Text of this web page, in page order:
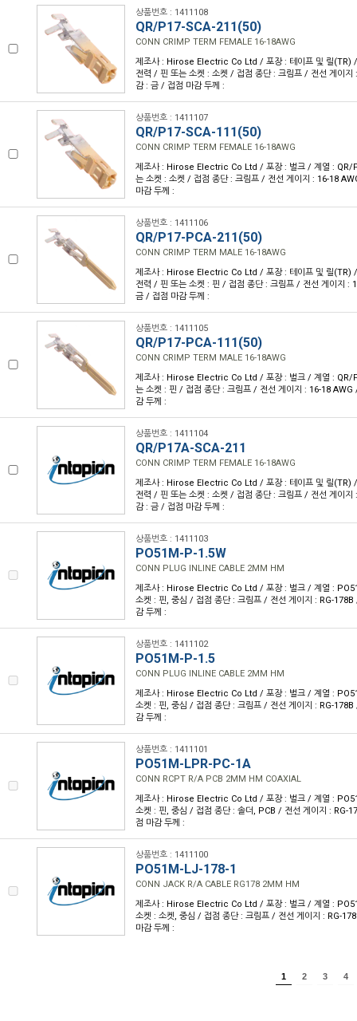
상품번호 : 1411108
QR/P17-SCA-211(50)
CONN CRIMP TERM FEMALE 16-18AWG
제조사 : Hirose Electric Co Ltd / 포장 : 테이프 및 릴(TR)
전력 / 핀 또는 소켓 : 소켓 / 접점 종단 : 크림프 / 전선 게이
감 : 금 / 접점 마감 두께 :
상품번호 : 1411107
QR/P17-SCA-111(50)
CONN CRIMP TERM FEMALE 16-18AWG
제조사 : Hirose Electric Co Ltd / 포장 : 벌크 / 계열 : QR/
는 소켓 : 소켓 / 접점 종단 : 크림프 / 전선 게이지 : 16-18
마감 두께 :
상품번호 : 1411106
QR/P17-PCA-211(50)
CONN CRIMP TERM MALE 16-18AWG
제조사 : Hirose Electric Co Ltd / 포장 : 테이프 및 릴(TR)
전력 / 핀 또는 소켓 : 핀 / 접점 종단 : 크림프 / 전선 게이지 :
금 / 접점 마감 두께 :
상품번호 : 1411105
QR/P17-PCA-111(50)
CONN CRIMP TERM MALE 16-18AWG
제조사 : Hirose Electric Co Ltd / 포장 : 벌크 / 계열 : QR/
는 소켓 : 핀 / 접점 종단 : 크림프 / 전선 게이지 : 16-18
감 두께 :
상품번호 : 1411104
QR/P17A-SCA-211
CONN CRIMP TERM FEMALE 16-18AWG
제조사 : Hirose Electric Co Ltd / 포장 : 테이프 및 릴(TR)
전력 / 핀 또는 소켓 : 소켓 / 접점 종단 : 크림프 / 전선 게이
감 : 금 / 접점 마감 두께 :
상품번호 : 1411103
PO51M-P-1.5W
CONN PLUG INLINE CABLE 2MM HM
제조사 : Hirose Electric Co Ltd / 포장 : 벌크 / 계열 :
소켓 : 핀, 중심 / 접점 종단 : 크림프 / 전선 게이지 : RG-
감 두께 :
상품번호 : 1411102
PO51M-P-1.5
CONN PLUG INLINE CABLE 2MM HM
제조사 : Hirose Electric Co Ltd / 포장 : 벌크 / 계열 :
소켓 : 핀, 중심 / 접점 종단 : 크림프 / 전선 게이지 : RG-
감 두께 :
상품번호 : 1411101
PO51M-LPR-PC-1A
CONN RCPT R/A PCB 2MM HM COAXIAL
제조사 : Hirose Electric Co Ltd / 포장 : 벌크 / 계열 :
소켓 : 핀, 중심 / 접점 종단 : 솔더, PCB / 전선 게이지 : RG-
점 마감 두께 :
상품번호 : 1411100
PO51M-LJ-178-1
CONN JACK R/A CABLE RG178 2MM HM
제조사 : Hirose Electric Co Ltd / 포장 : 벌크 / 계열 :
소켓 : 소켓, 중심 / 접점 종단 : 크림프 / 전선 게이지 : RG-
마감 두께 :
1 2 3 4